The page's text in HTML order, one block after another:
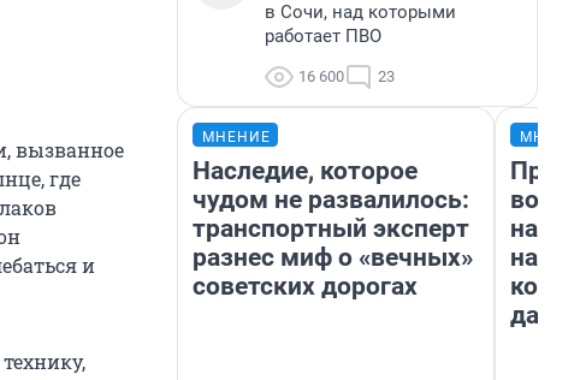
вызванное
где
и
в Сочи, над которыми
работает ПВО
16 600 23
МНЕНИЕ
Наследие, которое
чудом не развалилось:
транспортный эксперт
разнес миф о «вечных»
советских дорогах
нам
даже